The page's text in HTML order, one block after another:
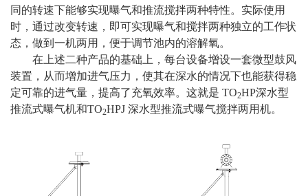
同的转速下能够实现曝气和推流搅拌两种特性。实际使用
时，通过改变转速，即可实现曝气和搅拌两种独立的工作状
态，做到一机两用，便于调节池内的溶解氧。
在上述二种产品的基础上，每台设备增设一套微型鼓风
装置，从而增加进气压力，使其在深水的情况下也能获得稳
定可靠的进气量，提高了充氧效率。这就是 TO2HP深水型
推流式曝气机和TO2HPJ 深水型推流式曝气搅拌两用机。